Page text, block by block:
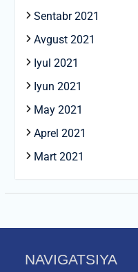
Sentabr 2021
Avgust 2021
Iyul 2021
Iyun 2021
May 2021
Aprel 2021
Mart 2021
NAVIGATSIYA